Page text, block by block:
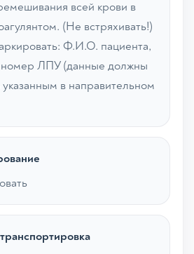
всей крови в
(Не встряхивать!)
Ф.И.О. пациента,
ЛПУ (данные должны
указанным в направительном